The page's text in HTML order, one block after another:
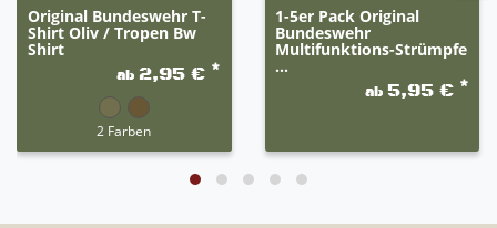
Original Bundeswehr T-
Shirt Oliv / Tropen Bw
Shirt
ab 2,95 € *
2 Farben
1-5er Pack Original
Bundeswehr
Multifunktions-Strümpfe
...
ab 5,95 € *